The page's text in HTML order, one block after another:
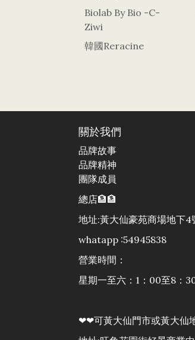
Biolab By Bio -c-
Ziwi
韓國Reracine
關於我們
品牌故事
品牌精神
團隊成員
總店🏦🏦
地址:黃大仙豪苑商場地下4
whatapp :54945838
營業時間：
星期一至六：1：00至8：
❤❤可黃大仙門市或黃大仙